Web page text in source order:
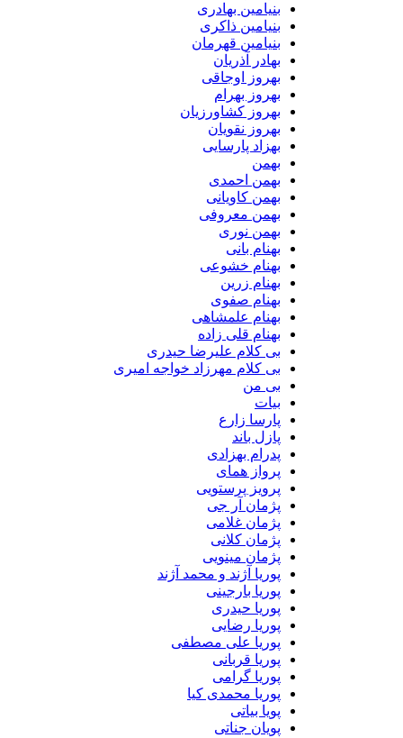
بنیامین بهادری
بنیامین ذاکری
بنیامین قهرمان
بهادر آذریان
بهروز اوجاقی
بهروز بهرام
بهروز کشاورزیان
بهروز نقویان
بهزاد پارسایی
بهمن احمدی
بهمن کاویانی
بهمن معروفی
بهمن نوری
بهنام بانی
بهنام خشوعی
بهنام زرین
بهنام صفوی
بهنام علمشاهی
بهنام قلی زاده
بی کلام علیرضا حیدری
بی کلام مهرزاد خواجه امیری
پارسا زارع
پازل باند
پدرام بهزادی
پرواز همای
پرویز پرستویی
پژمان آر جی
پژمان غلامی
پژمان کلانی
پژمان مینویی
پوریا آژند و محمد آژند
پوریا بارجینی
پوریا حیدری
پوریا رضایی
پوریا علی مصطفی
پوریا قربانی
پوریا گرامی
پوریا محمدی کیا
پویا بیاتی
پویان جناتی